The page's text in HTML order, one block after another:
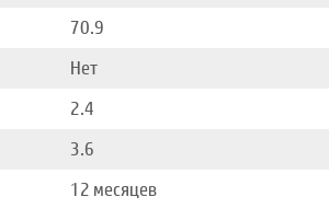
70.9
Нет
2.4
3.6
12 месяцев